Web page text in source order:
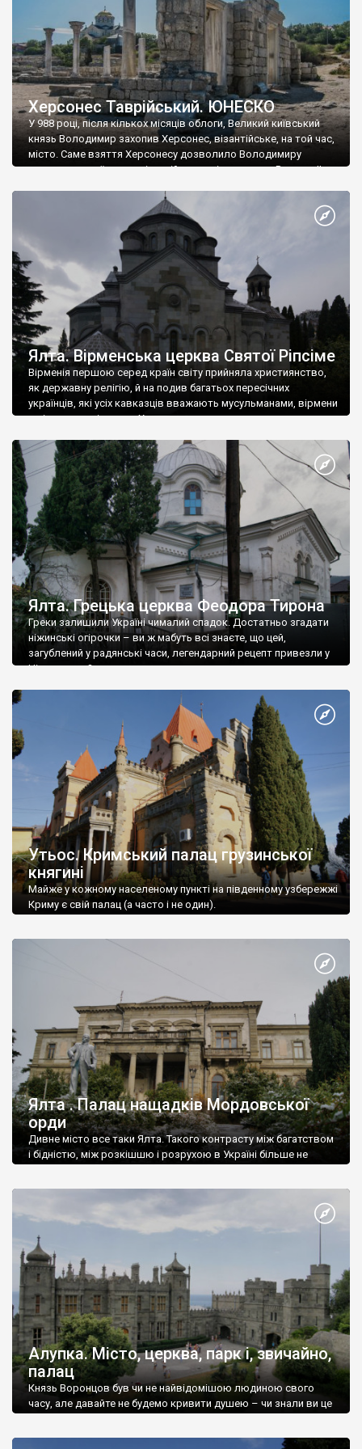
Херсонес Таврійський. ЮНЕСКО
У 988 році, після кількох місяців облоги, Великий київський
князь Володимир захопив Херсонес, візантійське, на той час,
місто. Саме взяття Херсонесу дозволило Володимиру
диктувати свої умови візантійському імператору Василю ІІ, та
Херсонесі Володимир-язичник, став Василем-християнином.
А потім було Хрещення Русі. На честь Херсонесу Таврійського
Ялта. Вірменська церква Святої Ріпсіме
Вірменія першою серед країн світу прийняла християнство,
як державну релігію, й на подив багатьох пересічних
українців, які усіх кавказців вважають мусульманами, вірмени
є відданими вірянами Христа
Ялта. Грецька церква Феодора Тирона
Греки залишили Україні чималий спадок. Достатньо згадати
ніжинські огірочки – ви ж мабуть всі знаєте, що цей,
загублений у радянські часи, легендарний рецепт привезли у
Ніжин греки?
Утьос. Кримський палац грузинської
княгині
Майже у кожному населеному пункті на південному узбережжі
Криму є свій палац (а часто і не один).
Ялта . Палац нащадків Мордовської
орди
Дивне місто все таки Ялта. Такого контрасту між багатством
і бідністю, між розкішшю і розрухою в Україні більше не
Алупка. Місто, церква, парк і, звичайно,
палац
Князь Воронцов був чи не найвідомішою людиною свого
часу, але давайте не будемо кривити душею – чи знали ви це